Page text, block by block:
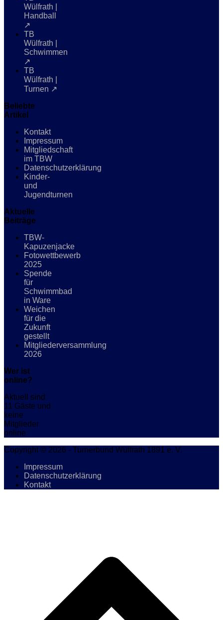
Wülfrath |
Handball
↗
TB
Wülfrath |
Schwimmen
↗
TB
Wülfrath |
Turnen ↗
Beliebte
Artikel
Kontakt
Impressum
Mitgliedschaft
im TBW
Datenschutzerklärung
Kinder-
und
Jugendturnen
Aktuelle
Beiträge
TBW-
Kapuzenjacke
Fotowettbewerb
2025
Spende
für
Schwimmbad
in Ware
Weichen
für die
Zukunft
gestellt
Mitgliederversammlung
2026
Wer ist
online?
Aktuell sind
11 Gäste und
keine
Mitglieder
online
Copyright © 2026 - Turnerbund Wülfrath 1891 e. V.
Impressum
Datenschutzerklärung
Kontakt